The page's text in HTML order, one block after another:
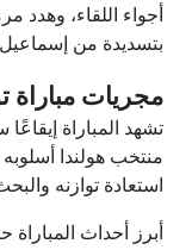
أجواء اللقاء،
بتسديدة من
مجريات
تشهد المباراة
منتخب هولندا
استعادة توازنه
أبرز أحداث المباراة